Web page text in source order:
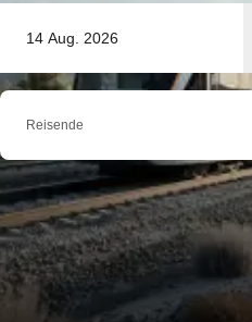
14 Aug. 2026
Reisende